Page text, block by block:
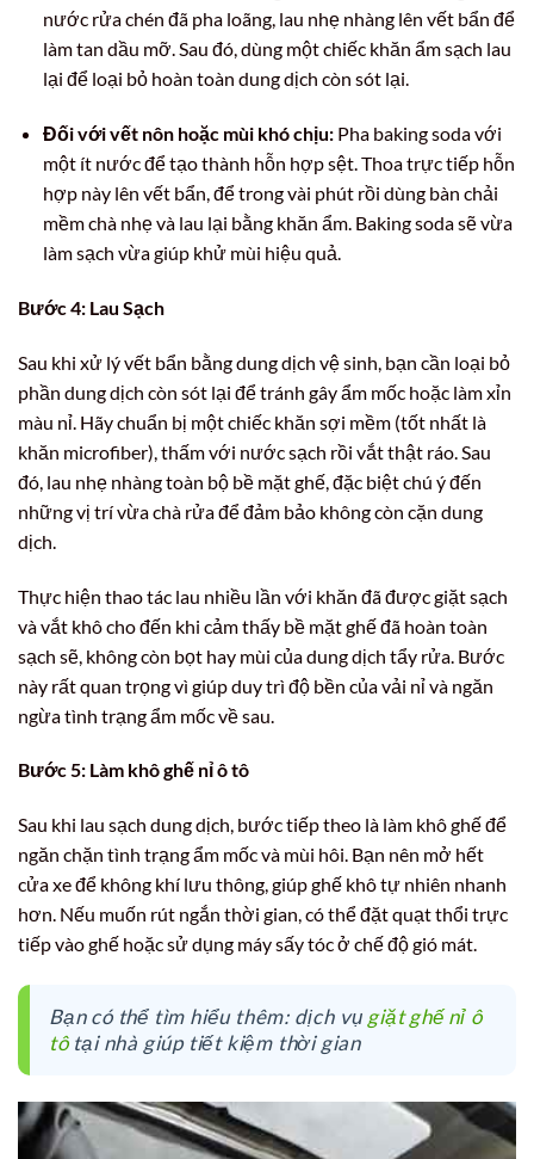
nước rửa chén đã pha loãng, lau nhẹ nhàng lên vết bẩn để
làm tan dầu mỡ. Sau đó, dùng một chiếc khăn ẩm sạch lau
lại để loại bỏ hoàn toàn dung dịch còn sót lại.
Đối với vết nôn hoặc mùi khó chịu:Pha baking soda với
một ít nước để tạo thành hỗn hợp sệt. Thoa trực tiếp hỗn
hợp này lên vết bẩn, để trong vài phút rồi dùng bàn chải
mềm chà nhẹ và lau lại bằng khăn ẩm. Baking soda sẽ vừa
làm sạch vừa giúp khử mùi hiệu quả.
Bước 4: Lau Sạch
Sau khi xử lý vết bẩn bằng dung dịch vệ sinh, bạn cần loại bỏ
phần dung dịch còn sót lại để tránh gây ẩm mốc hoặc làm xỉn
màu nỉ. Hãy chuẩn bị một chiếc khăn sợi mềm (tốt nhất là
khăn microfiber), thấm với nước sạch rồi vắt thật ráo. Sau
đó, lau nhẹ nhàng toàn bộ bề mặt ghế, đặc biệt chú ý đến
những vị trí vừa chà rửa để đảm bảo không còn cặn dung
dịch.
Thực hiện thao tác lau nhiều lần với khăn đã được giặt sạch
và vắt khô cho đến khi cảm thấy bề mặt ghế đã hoàn toàn
sạch sẽ, không còn bọt hay mùi của dung dịch tẩy rửa. Bước
này rất quan trọng vì giúp duy trì độ bền của vải nỉ và ngăn
ngừa tình trạng ẩm mốc về sau.
Bước 5: Làm khô ghế nỉ ô tô
Sau khi lau sạch dung dịch, bước tiếp theo là làm khô ghế để
ngăn chặn tình trạng ẩm mốc và mùi hôi. Bạn nên mở hết
cửa xe để không khí lưu thông, giúp ghế khô tự nhiên nhanh
hơn. Nếu muốn rút ngắn thời gian, có thể đặt quạt thổi trực
tiếp vào ghế hoặc sử dụng máy sấy tóc ở chế độ gió mát.
Bạn có thể tìm hiểu thêm: dịch vụ giặt ghế nỉ ô
tôtại nhà giúp tiết kiệm thời gian